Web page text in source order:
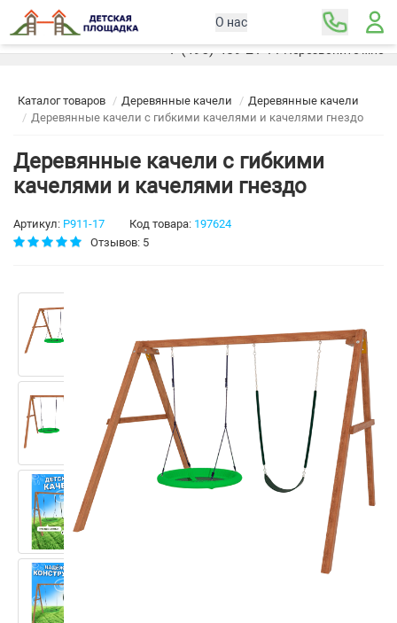
О нас
Москва
+7 (495) 489-21-11Перезвоните мне
Каталог товаров Деревянные качели
Деревянные качели
Деревянные качели с гибкими качелями и качелями гнездо
Деревянные качели с гибкими
качелями и качелями гнездо
Артикул: Р911-17 Код товара: 197624
Отзывов: 5